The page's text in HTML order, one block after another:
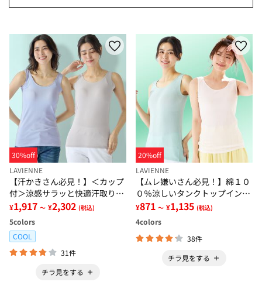
30%off
LAVIENNE
【汗かきさん必見！】＜カップ
付＞涼感サラッと快適汗取りタ
ンクトップインナー＜さらりラ
ボ＞
¥1,917 ～ ¥2,302 (税込)
5colors
COOL
31件
チラ見をする
20%off
LAVIENNE
【ムレ嫌いさん必見！】綿１０
０％涼しいタンクトップインナ
ー＜さらりラボ＞
¥871 ～ ¥1,135 (税込)
4colors
38件
チラ見をする